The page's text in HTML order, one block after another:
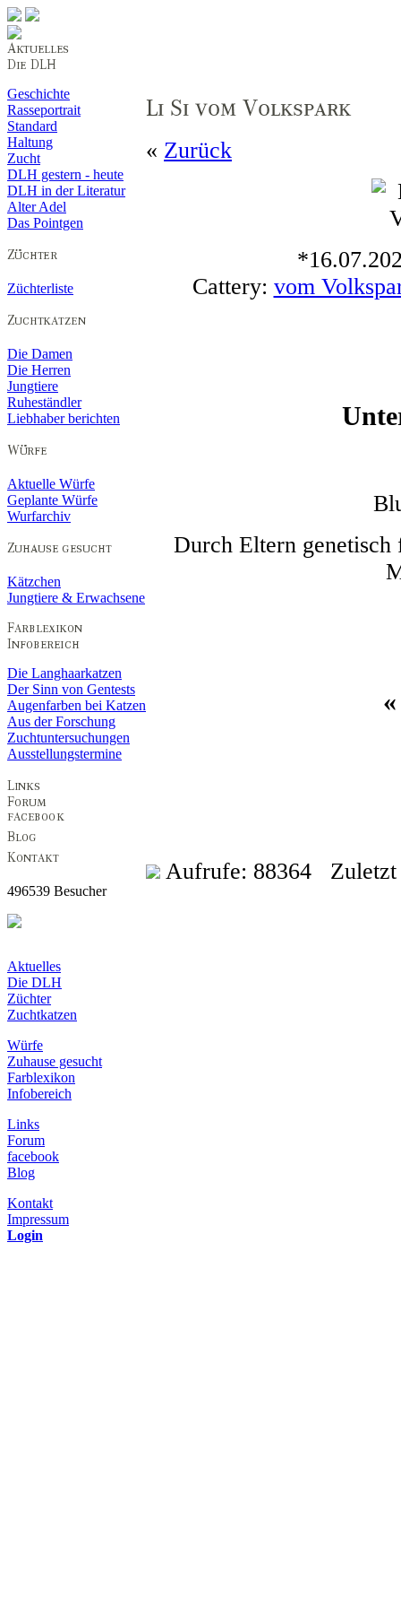
Geschichte
Rasseportrait
Standard
Haltung
Zucht
DLH gestern - heute
DLH in der Literatur
Alter Adel
Das Pointgen
Züchterliste
Die Damen
Die Herren
Jungtiere
Ruheständler
Liebhaber berichten
Aktuelle Würfe
Geplante Würfe
Wurfarchiv
Kätzchen
Jungtiere & Erwachsene
Die Langhaarkatzen
Der Sinn von Gentests
Augenfarben bei Katzen
Aus der Forschung
Zuchtuntersuchungen
Ausstellungstermine
496539 Besucher
« Zurück
Cattery: vom
Durch Eltern
Aufrufe: 88364 Zuletzt
Aktuelles
Die DLH
Züchter
Zuchtkatzen
Würfe
Zuhause gesucht
Farblexikon
Infobereich
Links
Forum
facebook
Blog
Kontakt
Impressum
Login